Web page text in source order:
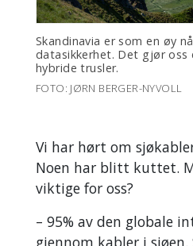
Skandinavia er som en øy
datasikkerhet. Det gjør oss
hybride trusler.
FOTO: JØRN BERGER-NYVOLL
Vi har hørt om
Noen har blitt kuttet.
viktige for oss?
– 95% av den globale